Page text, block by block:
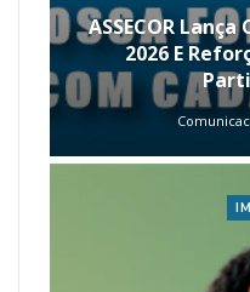
ASSECOR
2026 E